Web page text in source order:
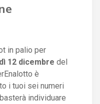
in palio per
12 dicembre del
è
i tuoi sei numeri
individuare